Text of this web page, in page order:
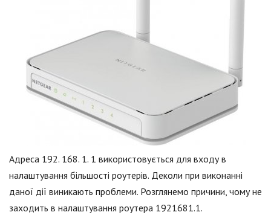
Адреса 192. 168. 1. 1 використовується для входу в
налаштування більшості роутерів. Деколи при виконанні
даної дії виникають проблеми. Розглянемо причини, чому не
заходить в налаштування роутера 1921681.1.